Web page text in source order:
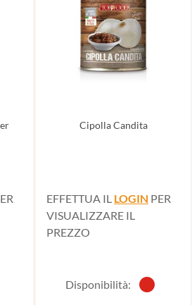
Cipolla Candita
EFFETTUA IL LOGIN PER
VISUALIZZARE IL
PREZZO
Disponibilità: